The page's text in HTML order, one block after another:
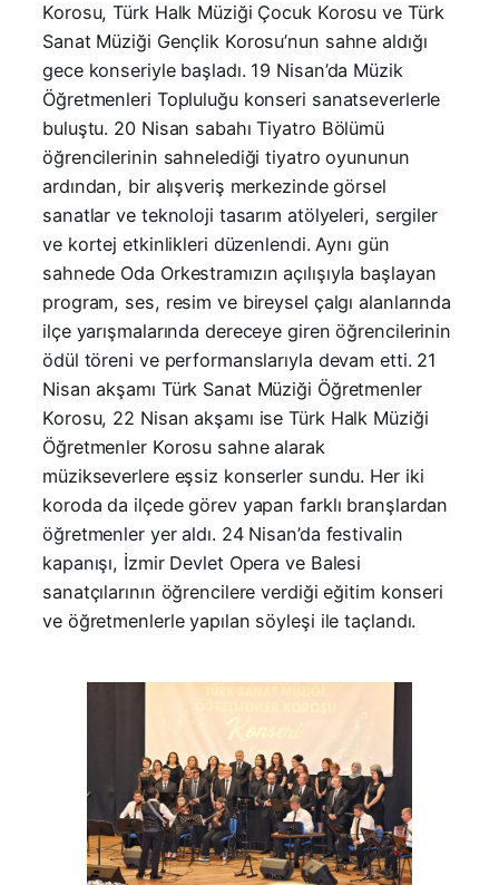
Korosu, Türk Halk Müziği Çocuk Korosu ve Türk
Sanat Müziği Gençlik Korosu’nun sahne aldığı
gece konseriyle başladı. 19 Nisan’da Müzik
Öğretmenleri Topluluğu konseri sanatseverlerle
buluştu. 20 Nisan sabahı Tiyatro Bölümü
öğrencilerinin sahnelediği tiyatro oyununun
ardından, bir alışveriş merkezinde görsel
sanatlar ve teknoloji tasarım atölyeleri, sergiler
ve kortej etkinlikleri düzenlendi. Aynı gün
sahnede Oda Orkestramızın açılışıyla başlayan
program, ses, resim ve bireysel çalgı alanlarında
ilçe yarışmalarında dereceye giren öğrencilerinin
ödül töreni ve performanslarıyla devam etti. 21
Nisan akşamı Türk Sanat Müziği Öğretmenler
Korosu, 22 Nisan akşamı ise Türk Halk Müziği
Öğretmenler Korosu sahne alarak
müzikseverlere eşsiz konserler sundu. Her iki
koroda da ilçede görev yapan farklı branşlardan
öğretmenler yer aldı. 24 Nisan’da festivalin
kapanışı, İzmir Devlet Opera ve Balesi
sanatçılarının öğrencilere verdiği eğitim konseri
ve öğretmenlerle yapılan söyleşi ile taçlandı.